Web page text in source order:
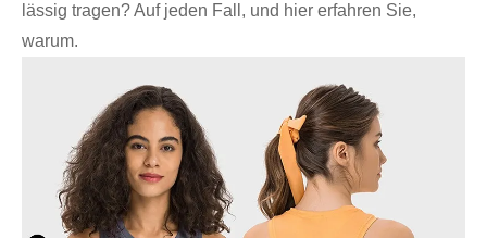
lässig tragen? Auf jeden Fall, und hier erfahren Sie,
warum.